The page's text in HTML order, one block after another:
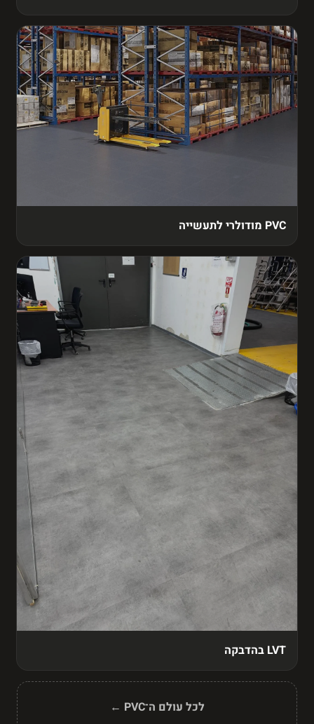
PVC מודולרי לתעשייה
LVT בהדבקה
לכל עולם ה־PVC ←